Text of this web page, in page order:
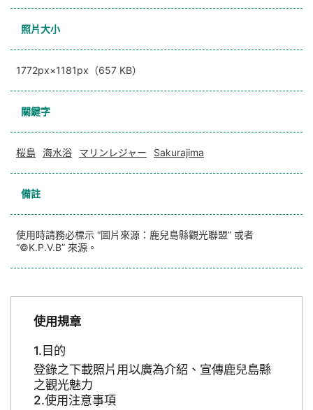
照片大小
1772px×1181px（657 KB）
關鍵字
桜島 海水浴 マリンレジャー Sakurajima
備註
使用時請務必標示 “圖片來源：鹿兒島縣觀光聯盟” 或者
“©K.P.V.B” 來源。
使用規章
目的
登錄之下載照片用以廣為介紹、宣傳鹿兒島縣
之觀光魅力
使用注意事項